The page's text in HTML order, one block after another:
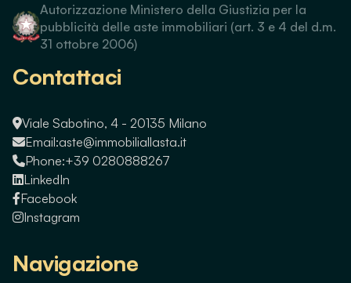
Autorizzazione Ministero della Giustizia per la
pubblicità delle aste immobiliari (art. 3 e 4 del d.m.
31 ottobre 2006)
Contattaci
Viale Sabotino, 4 - 20135 Milano
Email:aste@immobiliallasta.it
Phone:+39 0280888267
LinkedIn
Facebook
Instagram
Navigazione